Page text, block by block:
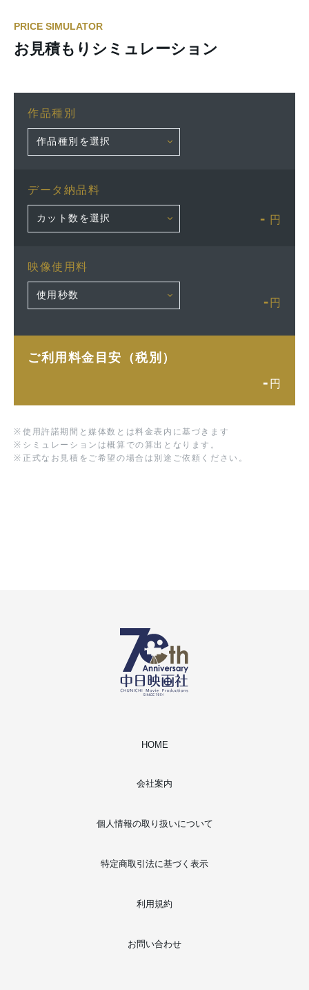
PRICE SIMULATOR
お見積もりシミュレーション
作品種別
データ納品料
- 円
映像使用料
- 円
ご利用料金目安（税別）
- 円
※ 使用許諾期間と媒体数とは料金表内に基づきます
※ シミュレーションは概算での算出となります。
※ 正式なお見積をご希望の場合は別途ご依頼ください。
HOME
会社案内
個人情報の取り扱いについて
特定商取引法に基づく表示
利用規約
お問い合わせ